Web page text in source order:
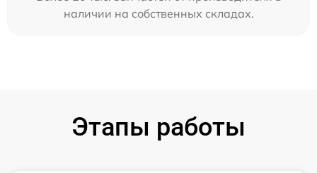
наличии на собственных складах.
Этапы работы